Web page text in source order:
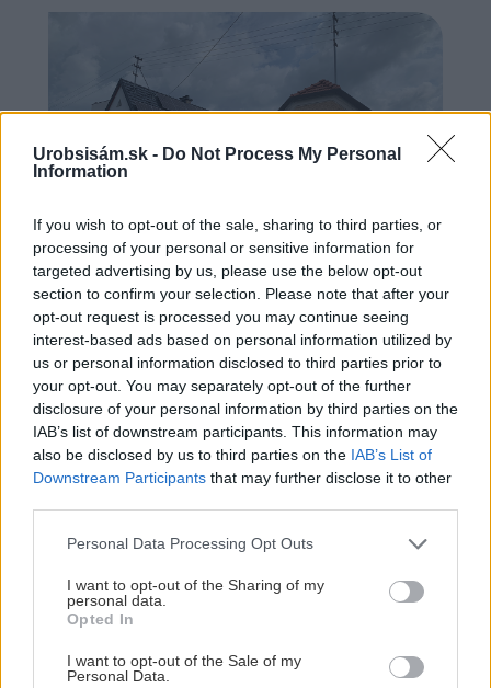
Urobsisám.sk - Do Not Process My Personal
Information
If you wish to opt-out of the sale, sharing to third parties, or
processing of your personal or sensitive information for
targeted advertising by us, please use the below opt-out
section to confirm your selection. Please note that after your
opt-out request is processed you may continue seeing
interest-based ads based on personal information utilized by
us or personal information disclosed to third parties prior to
your opt-out. You may separately opt-out of the further
disclosure of your personal information by third parties on the
IAB’s list of downstream participants. This information may
also be disclosed by us to third parties on the IAB’s List of
Downstream Participants that may further disclose it to other
Please note that this website/app uses one or more Google
not limited to your visit or usage behaviour. You may click to
grant or deny consent to Google and its third-party tags to
use your data for below specified purposes in below Google
consent section.
Personal Data Processing Opt Outs
I want to opt-out of the Sharing of my
personal data.
Opted In
I want to opt-out of the Sale of my
Personal Data.
Chystáte sa zatepľovať alebo meniť kotol?
Návod, ako v nových dotačných výzvach
neprísť o tisíce eur
Trvalky, ktoré znesú sucho a teplo? Tieto